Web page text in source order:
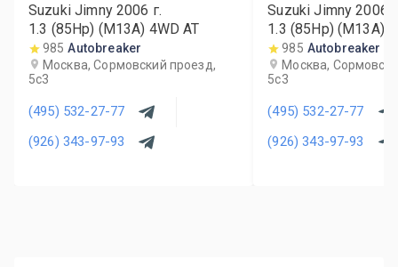
Suzuki Jimny 2006 г.
1.3 (85Hp) (M13A) 4WD AT
985 Autobreaker
Москва, Сормовский проезд,
5с3
(495) 532-27-77
(926) 343-97-93
Suzuki Jimny 2006
1.3 (85Hp) (M13A)
985 Autobreaker
Москва,
5с3
(495) 532-27-77
(926) 343-97-93